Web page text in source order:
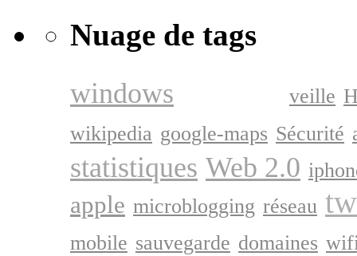
Nuage de tags
windows veille
wikipedia google-maps Sécurité
statistiques Web 2.0
apple microblogging réseau
mobile sauvegarde domaines